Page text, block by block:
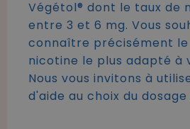
Végétol® dont le taux de
entre 3 et 6 mg. Vous
connaître précisément le
nicotine le plus adapté à
Nous vous invitons à
d'aide au choix du